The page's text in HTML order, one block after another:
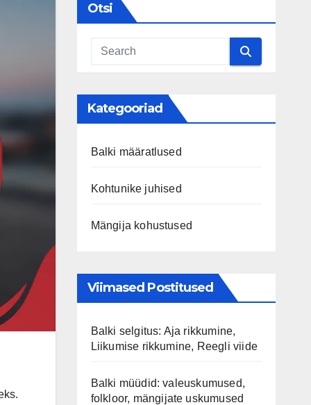
Otsi
Kategooriad
Balki määratlused
Kohtunike juhised
Mängija kohustused
Viimased Postitused
Balki selgitus: Aja rikkumine,
Liikumise rikkumine, Reegli viide
Balki müüdid: valeuskumused,
folkloor, mängijate uskumused